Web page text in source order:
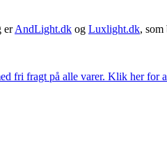
erAndLight.dk og Luxlight.dk, som
fri fragt på alle varer. Klik her for